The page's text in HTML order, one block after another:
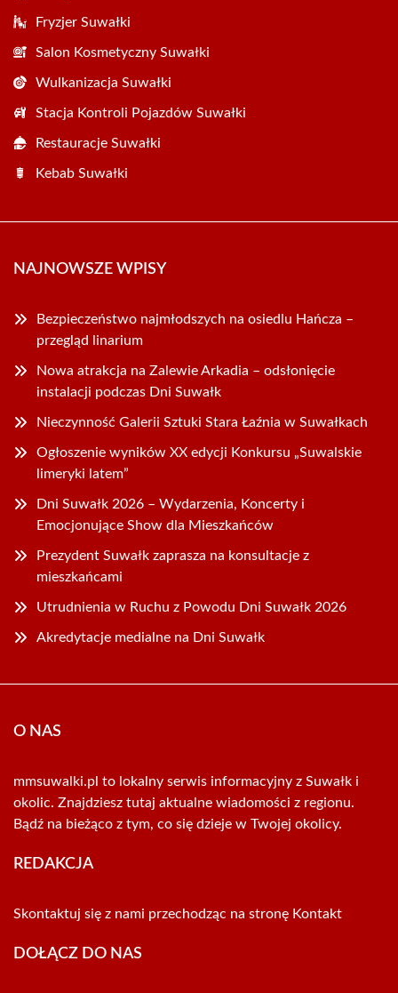
Fryzjer Suwałki
Salon Kosmetyczny Suwałki
Wulkanizacja Suwałki
Stacja Kontroli Pojazdów Suwałki
Restauracje Suwałki
Kebab Suwałki
NAJNOWSZE WPISY
Bezpieczeństwo najmłodszych na osiedlu Hańcza –
przegląd linarium
Nowa atrakcja na Zalewie Arkadia – odsłonięcie
instalacji podczas Dni Suwałk
Nieczynność Galerii Sztuki Stara Łaźnia w Suwałkach
Ogłoszenie wyników XX edycji Konkursu „Suwalskie
limeryki latem”
Dni Suwałk 2026 – Wydarzenia, Koncerty i
Emocjonujące Show dla Mieszkańców
Prezydent Suwałk zaprasza na konsultacje z
mieszkańcami
Utrudnienia w Ruchu z Powodu Dni Suwałk 2026
Akredytacje medialne na Dni Suwałk
O NAS
mmsuwalki.pl to lokalny serwis informacyjny z Suwałk i
okolic. Znajdziesz tutaj aktualne wiadomości z regionu.
Bądź na bieżąco z tym, co się dzieje w Twojej okolicy.
REDAKCJA
Skontaktuj się z nami przechodząc na stronę Kontakt
DOŁĄCZ DO NAS